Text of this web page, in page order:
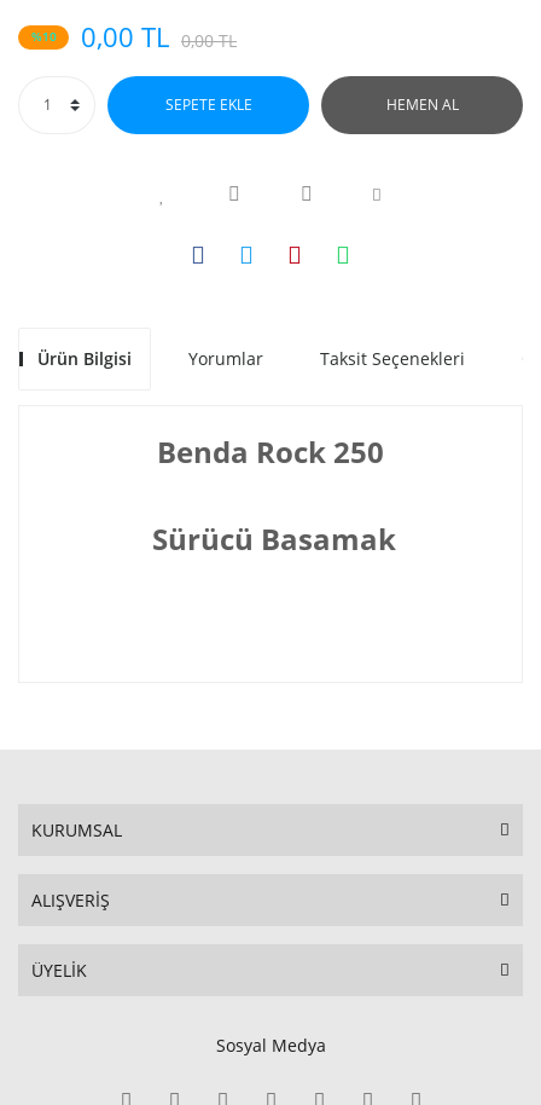
%10 0,00 TL 0,00 TL
SEPETE EKLE HEMEN AL
Ürün Bilgisi Yorumlar Taksit Seçenekleri
Benda Rock 250
Sürücü Basamak
KURUMSAL
ALIŞVERİŞ
ÜYELİK
Sosyal Medya